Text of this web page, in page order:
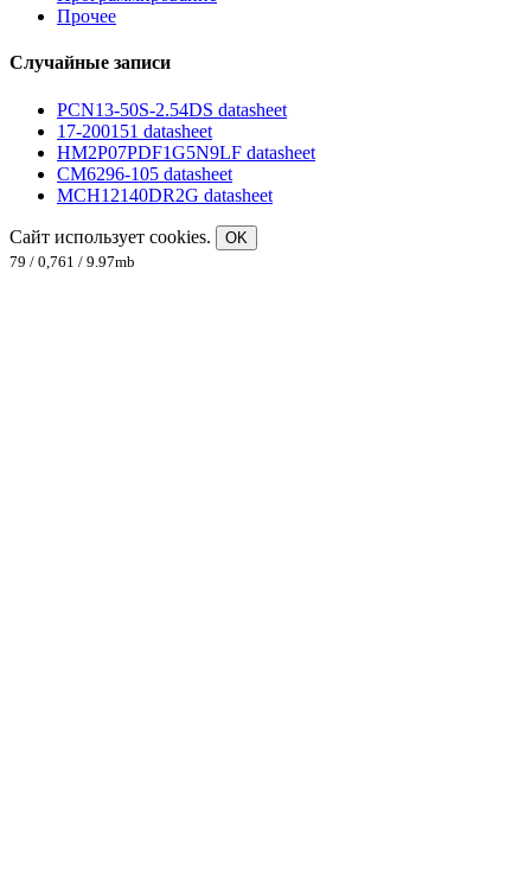
Прочее
Случайные записи
PCN13-50S-2.54DS datasheet
17-200151 datasheet
HM2P07PDF1G5N9LF datasheet
CM6296-105 datasheet
MCH12140DR2G datasheet
Сайт использует cookies.
OK
79 / 0,761 / 9.97mb